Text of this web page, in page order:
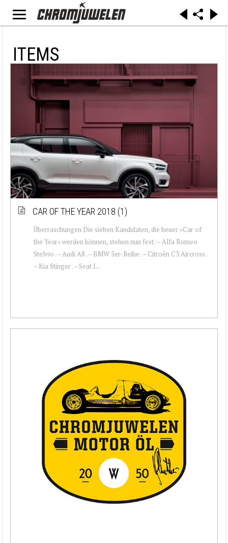
ITEMS
CAR OF THE YEAR 2018 (1)
Überraschungen Die sieben Kandidaten, die heuer «Car of
the Year» werden können, stehen nun fest: – Alfa Romeo
Stelvio . – Audi A8 . – BMW 5er-Reihe . – Citroën C3 Aircross .
– Kia Stinger . – Seat I...